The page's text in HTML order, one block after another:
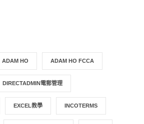
ADAM HO ADAM HO FCCA
DIRECTADMIN電郵管理
EXCEL教學 INCOTERMS